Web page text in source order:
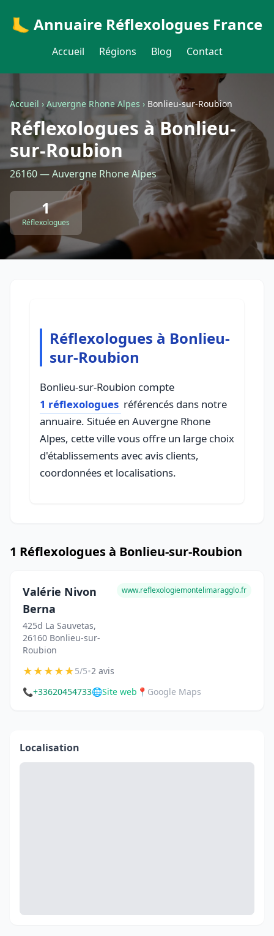
🦶 Annuaire Réflexologues France
Accueil Régions Blog Contact
Accueil ›Auvergne Rhone Alpes › Bonlieu-sur-Roubion
Réflexologues à Bonlieu-
sur-Roubion
26160 — Auvergne Rhone Alpes
1
Réflexologues
Réflexologues à Bonlieu-
sur-Roubion
Bonlieu-sur-Roubion compte
1 réflexologues référencés dans notre
annuaire. Située en Auvergne Rhone
Alpes, cette ville vous offre un large choix
d'établissements avec avis clients,
coordonnées et localisations.
1 Réflexologues à Bonlieu-sur-Roubion
Valérie Nivon
Berna
425d La Sauvetas,
26160 Bonlieu-sur-
Roubion
www.reflexologiemontelimaragglo.fr
★★★★★5/5•2 avis
📞+33620454733🌐Site web 📍 Google Maps
Localisation